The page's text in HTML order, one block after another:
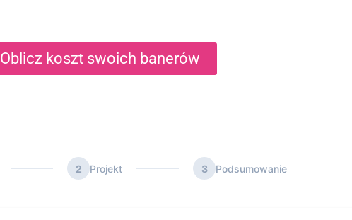
Oblicz koszt swoich banerów
2 Projekt 3 Podsumowanie